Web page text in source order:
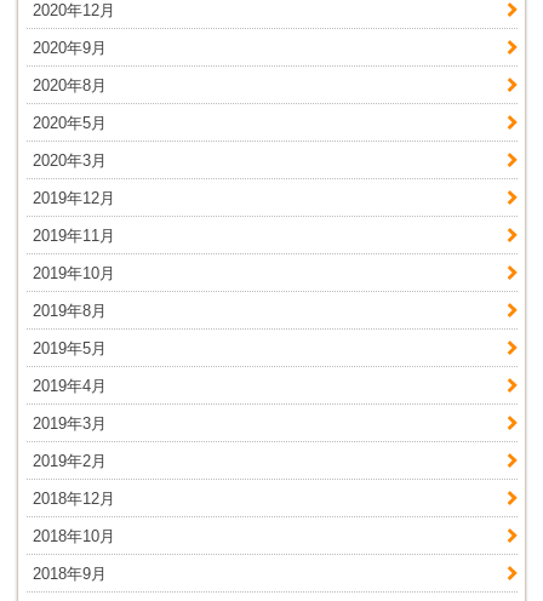
2020年12月
2020年9月
2020年8月
2020年5月
2020年3月
2019年12月
2019年11月
2019年10月
2019年8月
2019年5月
2019年4月
2019年3月
2019年2月
2018年12月
2018年10月
2018年9月